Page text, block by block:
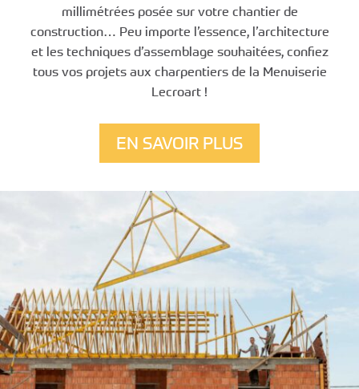
millimétrées posée sur votre chantier de
construction… Peu importe l’essence, l’architecture
et les techniques d’assemblage souhaitées, confiez
tous vos projets aux charpentiers de la Menuiserie
Lecroart !
EN SAVOIR PLUS